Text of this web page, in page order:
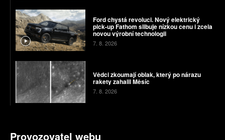
Ford chystá revoluci. Nový elektrický
pick-up Fathom slibuje nízkou cenu i zcela
novou výrobní technologii
7. 8. 2026
Vědci zkoumají oblak, který po nárazu
rakety zahalil Měsíc
7. 8. 2026
Provozovatel webu